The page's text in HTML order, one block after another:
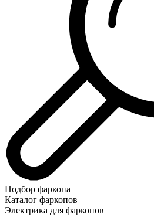
Подбор фаркопа
Каталог фаркопов
Электрика для фаркопов